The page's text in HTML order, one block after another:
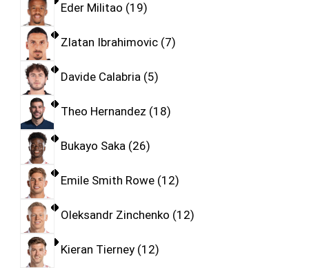
Eder Militao 19
Zlatan Ibrahimovic 7
Davide Calabria 5
Theo Hernandez 18
Bukayo Saka 26
Emile Smith Rowe 12
Oleksandr Zinchenko 12
Kieran Tierney 12